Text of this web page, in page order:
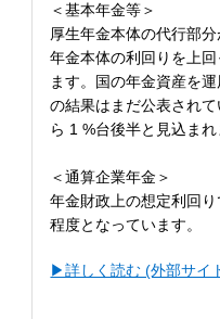
＜基本年金等＞
厚生年金本体の代行部
年金本体の利回りを上
ます。国の年金資産を
の結果はまだ公表され
ら 1 %台後半と見込まれ
＜通算企業年金＞
年金財政上の想定利回
程度となっています。
▶︎詳しく読む (外部サイ